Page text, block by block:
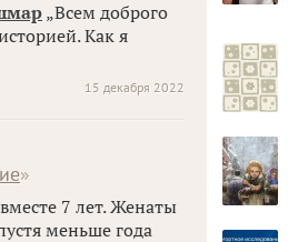
„Всем доброго
Как я
15 декабря 2022
»
7 лет. Женаты
меньше года